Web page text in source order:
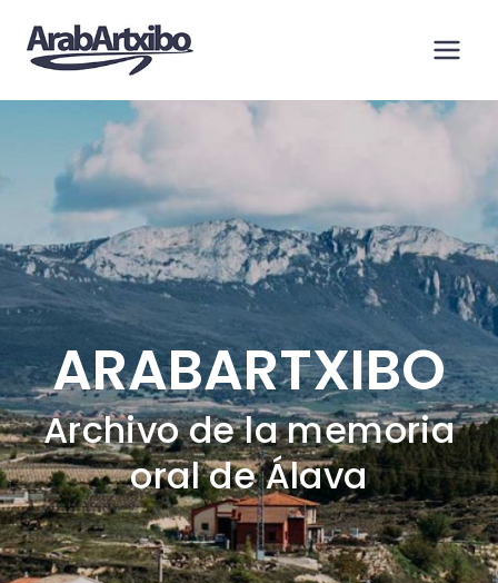
contenido
ARABARTXIBO
Archivo de la memoria
oral de Álava